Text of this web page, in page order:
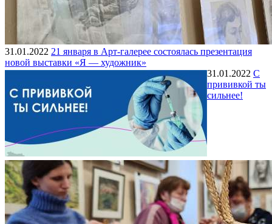
31.01.2022 21 января в Арт-галерее состоялась презентация
новой выставки «Я — художник»
31.01.2022 С
прививкой ты
сильнее!